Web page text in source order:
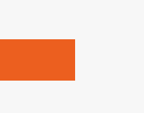
場合、変更後のサービスを含
いいます。
」「Biz/Zine」「HRzine」